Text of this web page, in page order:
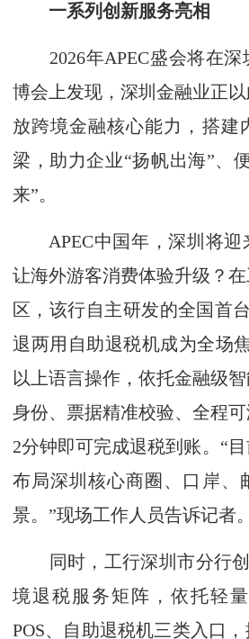
一系列创新服务亮相
2026年APEC盛会将在深
博会上发现，深圳金融业正
放跨境金融核心能力，搭建
梁，助力企业“扬帆出海”、
来”。
APEC中国年，深圳将迎
让海外游客消费体验升级？
区，该行自主研发的全国首
退两用自助退税机成为全场
以上语言操作，依托金融级
身份、票据精准校验、全程
2分钟即可完成退税到账。“
布局深圳核心商圈、口岸、
景。”现场工作人员告诉记者。
同时，工行深圳市分行创
境退税服务矩阵，依托轻
POS、自助退税机三类入口，